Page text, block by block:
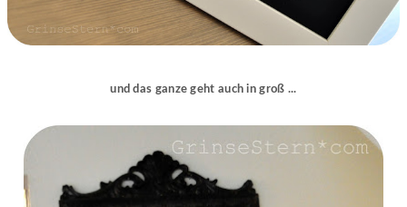
und das ganze geht auch in groß ...